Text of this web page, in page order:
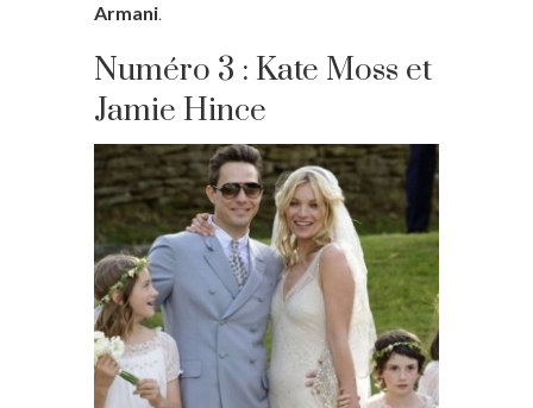
Armani.
Numéro 3 : Kate Moss et
Jamie Hince